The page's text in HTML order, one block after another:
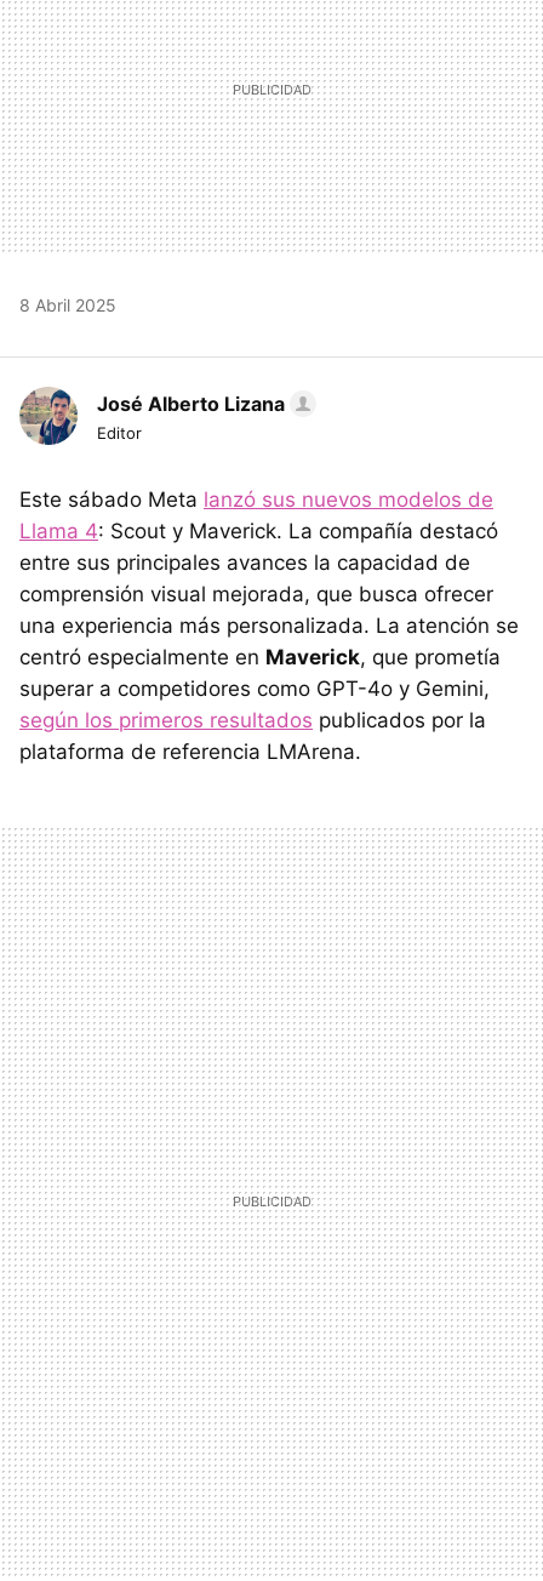
8 Abril 2025
José Alberto Lizana
Editor
Este sábado Meta lanzó sus nuevos modelos de
Llama 4: Scout y Maverick. La compañía destacó
entre sus principales avances la capacidad de
comprensión visual mejorada, que busca ofrecer
una experiencia más personalizada. La atención se
centró especialmente en Maverick, que prometía
superar a competidores como GPT-4o y Gemini,
según los primeros resultados publicados por la
plataforma de referencia LMArena.